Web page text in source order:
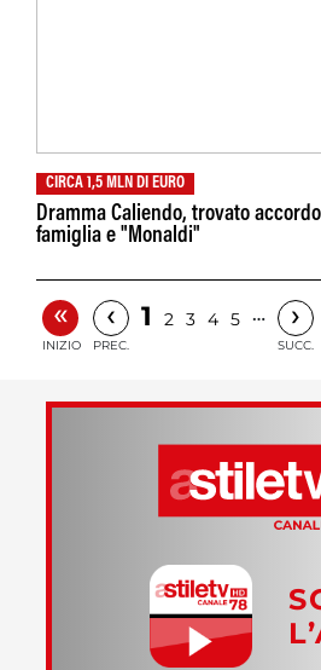
CIRCA 1,5 MLN DI EURO
Dramma Caliendo, trovato
famiglia e "Monaldi"
«
INIZIO
‹
PREC.
1 2 3 4 5 … ›
SUCC.